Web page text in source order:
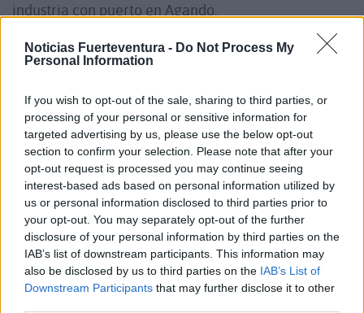
Noticias Fuerteventura - Do Not Process My
Personal Information
If you wish to opt-out of the sale, sharing to third parties, or
processing of your personal or sensitive information for
targeted advertising by us, please use the below opt-out
section to confirm your selection. Please note that after your
opt-out request is processed you may continue seeing
interest-based ads based on personal information utilized by
us or personal information disclosed to third parties prior to
your opt-out. You may separately opt-out of the further
disclosure of your personal information by third parties on the
IAB’s list of downstream participants. This information may
also be disclosed by us to third parties on the IAB’s List of
Downstream Participants that may further disclose it to other
industria con puerto en Agando.
¡Un, dos, un dos, un, dos!
¡Rápido, rápido!
Ya no puede pasar más tiempo...
Y ahora NC y Alejandro Jorge sacan su comunicado
desiderativo, del que permítanme que les vuelva a
repetir el fragmento: <<Los nacionalistas esperan
que el documento garantice el desarrollo
sostenible, las energías renovables, la